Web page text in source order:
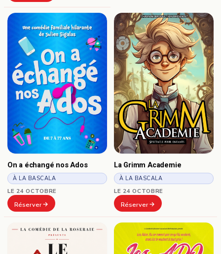
On a échangé nos Ados
À LA BASCALA
LE 24 OCTOBRE
Réserver
La Grimm Academie
À LA BASCALA
LE 24 OCTOBRE
Réserver